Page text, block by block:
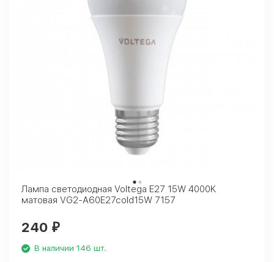
Лампа светодиодная Voltega E27 15W 4000K
матовая VG2-A60E27cold15W 7157
240 ₽
В наличии 146 шт.